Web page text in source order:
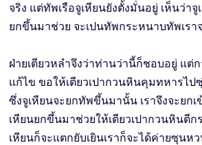
จริง แต่ทัพเรือจูเหียนยังตั้งมั่นอยู่ เห็นว่าจู
ยกขึ้นมาช่วย จะเปนทัพกระหนาบทัพเรา
ฝ่ายเตียวหลำจึงว่าท่านว่านี้ก็ชอบอยู่ แต่
แก้ไข ขอให้เตียวเปากวนหินคุมทหารไป
ซึ่งจูเหียนจะยกทัพขึ้นมานั้น เราจึงจะยก
เหียนยกขึ้นมาช่วยให้เตียวเปากวนหินตีก
เหียนก็จะแตกยับเยินเราก็จะได้ค่ายซุนห